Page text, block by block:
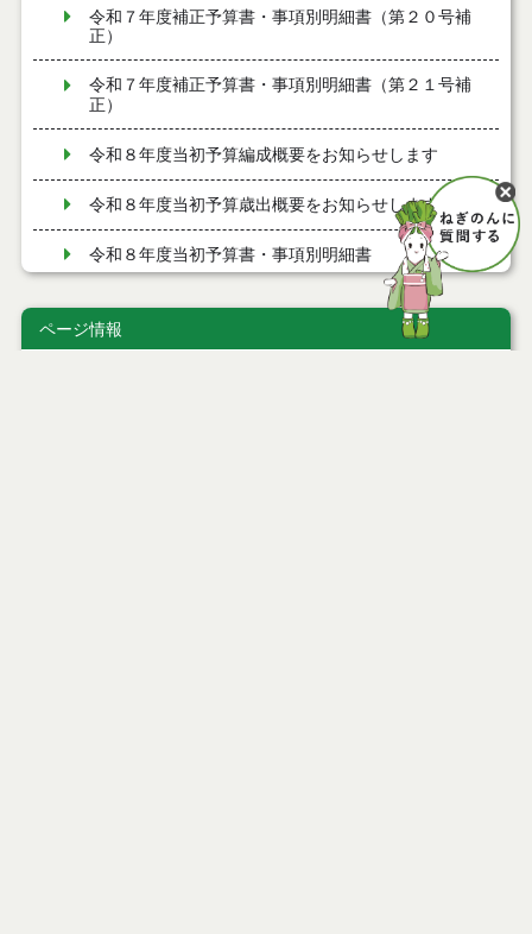
令和７年度補正予算書・事項別明細書（第２０号補
正）
令和７年度補正予算書・事項別明細書（第２１号補
正）
令和８年度当初予算編成概要をお知らせします
令和８年度当初予算歳出概要をお知らせします
令和８年度当初予算書・事項別明細書
令和７年度補正予算書・事項別明細書（第１７号補
正）
ページ情報